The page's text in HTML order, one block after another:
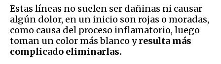
Estas líneas no suelen ser dañinas ni causar
algún dolor, en un inicio son rojas o moradas,
como causa del proceso inflamatorio, luego
toman un color más blanco yresulta más
complicado eliminarlas.